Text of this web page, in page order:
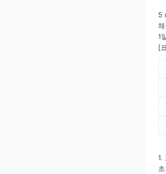
5
1
[
1.